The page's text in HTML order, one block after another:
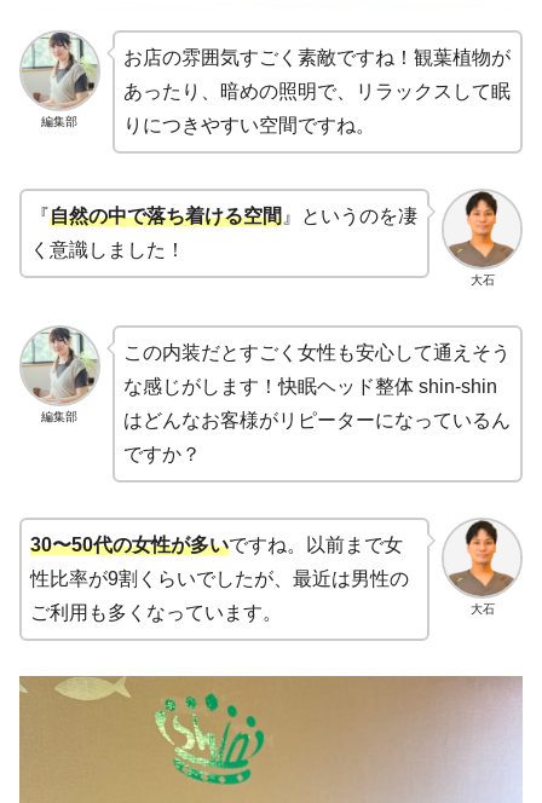
編集部
お店の雰囲気すごく素敵ですね！観葉植物が
あったり、暗めの照明で、リラックスして眠
りにつきやすい空間ですね。
大石
『自然の中で落ち着ける空間 』というのを凄
く意識しました！
編集部
この内装だとすごく女性も安心して通えそう
な感じがします！快眠ヘッド整体 shin-shin
はどんなお客様がリピーターになっているん
ですか？
大石
30〜50代の女性が多いですね。以前まで女
性比率が9割くらいでしたが、最近は男性の
ご利用も多くなっています。